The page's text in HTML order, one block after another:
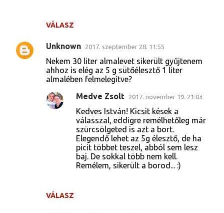
VÁLASZ
Unknown 2017. szeptember 28. 11:55
Nekem 30 liter almalevet sikerült gyűjtenem
ahhoz is elég az 5 g sütőélesztő 1 liter
almalében felmelegítve?
VÁLASZ
Medve Zsolt 2017. november 19. 21:03
Kedves István! Kicsit kések a
válasszal, eddigre remélhetőleg már
szürcsölgeted is azt a bort.
Elegendő lehet az 5g élesztő, de ha
picit többet teszel, abból sem lesz
baj. De sokkal több nem kell.
Remélem, sikerült a borod... :)